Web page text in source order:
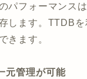
パフォーマンス
します。TTDB
きます。
元管理が可能